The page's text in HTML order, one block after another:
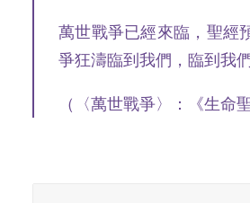
萬世戰爭已經來臨，聖經
爭狂濤臨到我們，臨到我們
（〈萬世戰爭〉：《生命